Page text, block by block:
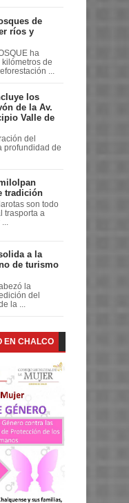
de
ríos y
ha
de
...
los
de la Av.
Valle de
del
profundidad de
tradición
son todo
trasporta a
a la
de turismo
la
del
la ...
EN CHALCO